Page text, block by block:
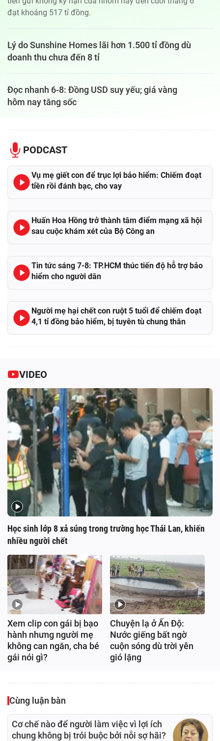
đạt khoảng 517 tỉ đồng.
Lý do Sunshine Homes lãi hơn 1.500 tỉ đồng dù
doanh thu chưa đến 8 tỉ
Đọc nhanh 6-8: Đồng USD suy yếu; giá vàng
hôm nay tăng sốc
PODCAST
Vụ mẹ giết con để trục lợi bảo hiểm: Chiếm đoạt
tiền rồi đánh bạc, cho vay
Huấn Hoa Hồng trở thành tâm điểm mạng xã hội
sau cuộc khám xét của Bộ Công an
Tin tức sáng 7-8: TP.HCM thúc tiến độ hỗ trợ bảo
hiểm cho người dân
Người mẹ hại chết con ruột 5 tuổi để chiếm đoạt
4,1 tỉ đồng bảo hiểm, bị tuyên tù chung thân
VIDEO
Học sinh lớp 8 xả súng trong trường học Thái Lan, khiến
nhiều người chết
Xem clip con gái bị bạo
hành nhưng người mẹ
không can ngăn, cha bé
gái nói gì?
Chuyện lạ ở Ấn Độ:
Nước giếng bất ngờ
cuộn sóng dù trời yên
gió lặng
Cùng luận bàn
Cơ chế nào để người làm việc vì lợi ích
chung không bị trói buộc bởi nỗi sợ hãi?